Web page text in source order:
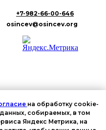
+7-982-66-00-646
osincev@osincev.org
на обработку cookie-
собираемых, в том
Яндекс Метрика, на